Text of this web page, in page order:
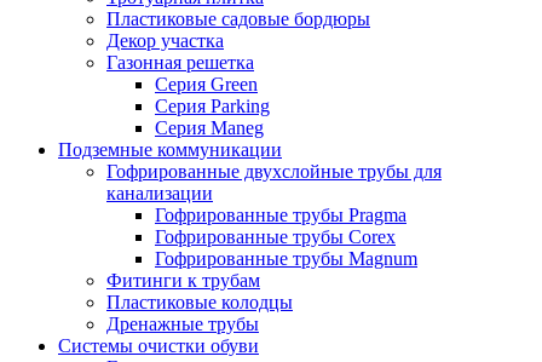
Пластиковые садовые бордюры
Декор участка
Газонная решетка
Серия Green
Серия Parking
Серия Maneg
Подземные коммуникации
Гофрированные двухслойные трубы для
канализации
Гофрированные трубы Pragma
Гофрированные трубы Corex
Гофрированные трубы Magnum
Фитинги к трубам
Пластиковые колодцы
Дренажные трубы
Системы очистки обуви